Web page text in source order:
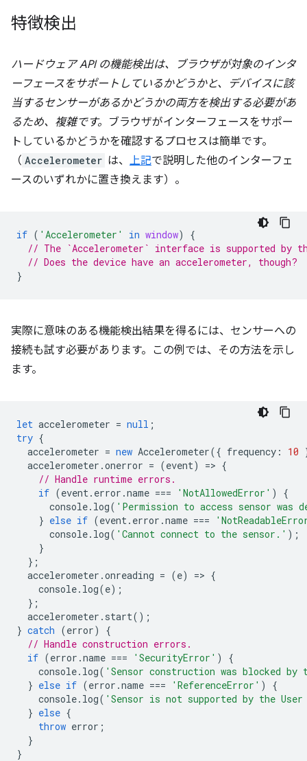
特徴検出
ハードウェア API の機能検出は、ブラウザが対象のインタ
ーフェースをサポートしているかどうかと、デバイスに該
当するセンサーがあるかどうかの両方を検出する必要があ
るため、複雑です。 ブラウザがインターフェースをサポー
トしているかどうかを確認するプロセスは簡単です。
（ Accelerometer は、 上記で説明した他のインターフェ
ースのいずれかに置き換えます）。
if ( 'Accelerometer' in window)
{
// The `Accelerometer` interface is supported by
// Does the device have an accelerometer, though?
}
実際に意味のある機能検出結果を得るには、センサーへの
接続も試す必要があります。この例では、その方法を示し
ます。
let accelerometer = null ;
try {
accelerometer = new Accelerometer({ frequency : 10
accelerometer .onerror = (event) => {
// Handle runtime errors.
if (event. error .name === 'NotAllowedError' )
{
console. log( 'Permission to access sensor was
} else if (event. error .name ===
console. log( 'Cannot connect to the sensor.' );
}
};
accelerometer .onreading = (e) => {
console. log(e);
};
accelerometer . start();
} catch (error)
{
// Handle construction errors.
if (error .name === 'SecurityError' )
{
console. log( 'Sensor construction was blocked
} else if (error .name === 'ReferenceError' )
{
console. log( 'Sensor is not supported by the
} else {
throw error ;
}
}